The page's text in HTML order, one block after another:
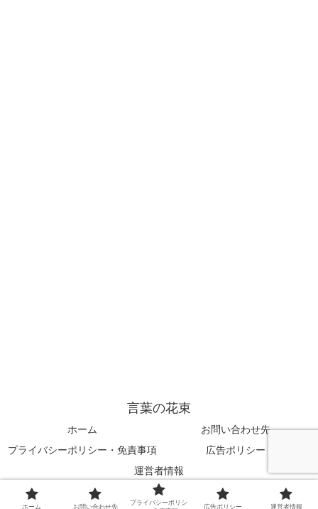
言葉の花束
ホーム
お問い合わせ先
プライバシーポリシー・免責事項
広告ポリシー
運営者情報
© 2025 言葉の花束.
ホーム お問い合わせ先
プライバシーポリシ
広告ポリシー 運営者情報